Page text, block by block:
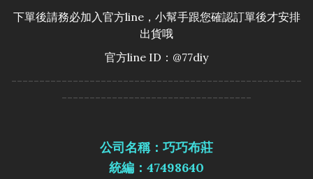
下單後請務必加入官方line，小幫手跟您確認訂單後才安排
出貨哦
官方line ID：@77diy
----------------------------------------------------
----------------------------------
公司名稱：巧巧布莊
統編：47498640